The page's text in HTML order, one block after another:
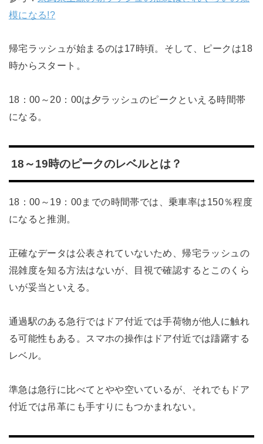
模になる!?
帰宅ラッシュが始まるのは17時頃。そして、ピークは18
時からスタート。
18：00～20：00は夕ラッシュのピークといえる時間帯
になる。
18～19時のピークのレベルとは？
18：00～19：00までの時間帯では、乗車率は150％程度
になると推測。
正確なデータは公表されていないため、帰宅ラッシュの
混雑度を知る方法はないが、目視で確認するとこのくら
いが妥当といえる。
通過駅のある急行ではドア付近では手荷物が他人に触れ
る可能性もある。スマホの操作はドア付近では躊躇する
レベル。
準急は急行に比べてとやや空いているが、それでもドア
付近では吊革にも手すりにもつかまれない。